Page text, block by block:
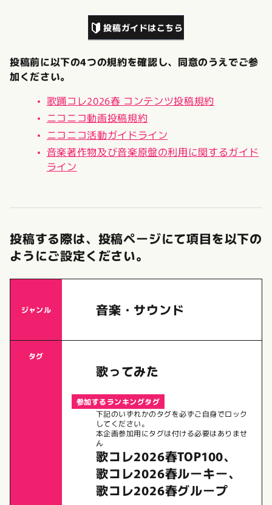
投稿ガイドはこちら
投稿前に以下の4つの規約を確認し、同意のうえでご参
加ください。
歌踊コレ2026春 コンテンツ投稿規約
ニコニコ動画投稿規約
ニコニコ活動ガイドライン
音楽著作物及び音楽原盤の利用に関するガイド
ライン
投稿する際は、投稿ページにて項目を以下の
ようにご設定ください。
ジャンル 音楽・サウンド
タグ
歌ってみた
参加するランキングタグ
下記のいずれかのタグを必ずご自身でロック
してください。
本企画参加用にタグは付ける必要はありませ
ん
歌コレ2026春TOP100、
歌コレ2026春ルーキー、
歌コレ2026春グループ